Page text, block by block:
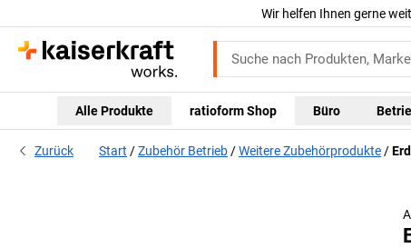
Wir helfen Ihnen gerne
Alle Produkte ratioform Shop Büro
Zurück Start Zubehör Betrieb Weitere Zubehörprodukte